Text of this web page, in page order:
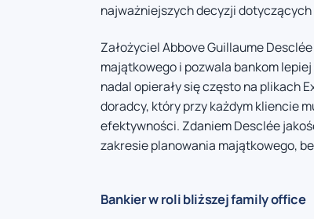
najważniejszych decyzji
Założyciel Abbove Guillaume
majątkowego i pozwala bankom
nadal opierały się często na plikach
doradcy, który przy każdym kliencie
efektywności. Zdaniem Desclée
zakresie planowania majątkowego,
Bankier w roli bliższej family office